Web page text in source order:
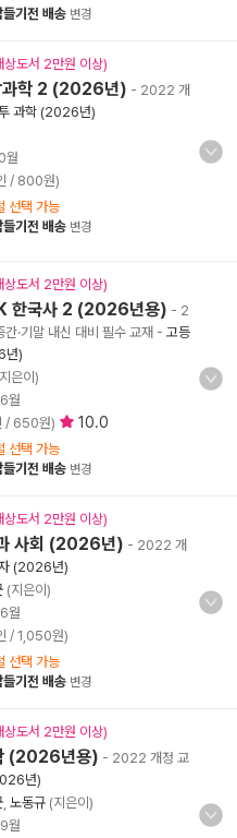
들기전 배송 변경
상도서 2만원 이상)
과학 2 (2026년) - 2022 개
과학 (2026년)
월
/ 800원)
선택 가능
들기전 배송 변경
상도서 2만원 이상)
한국사 2 (2026년용) - 2
·기말 내신 대비 필수 교재 - 고등
년)
은이)
월
/ 650원) 10.0
선택 가능
들기전 배송 변경
상도서 2만원 이상)
사회 (2026년) - 2022 개
(2026년)
(지은이)
월
/ 1,050원)
선택 가능
들기전 배송 변경
상도서 2만원 이상)
(2026년용) - 2022 개정 교
년)
노동규 (지은이)
월